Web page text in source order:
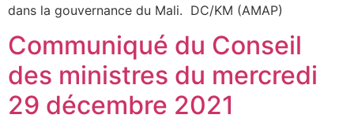
dans la gouvernance du Mali. DC/KM (AMAP)
Communiqué du Conseil
des ministres du mercredi
29 décembre 2021